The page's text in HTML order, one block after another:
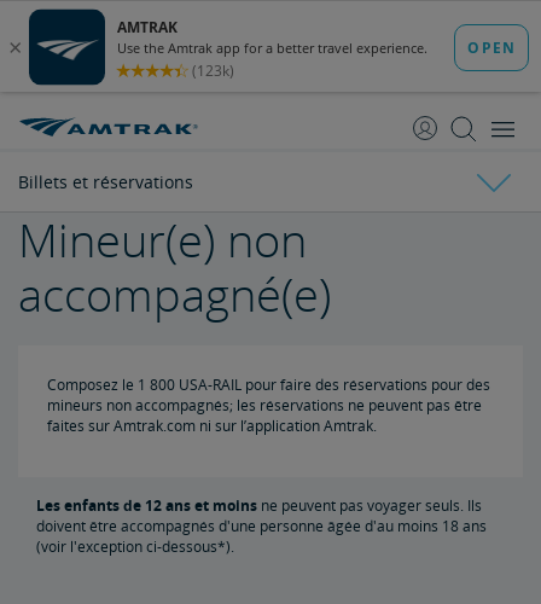
contenu
la
Billets et réservations
Billets et réservations
Achetez des billets
Limites de réservation
Mineur(e) non accompagné(e)
Réservations en double et réservations impossibles
Mineur(e) non
accompagné(e)
Composez le 1 800 USA-RAIL pour faire des réservations pour des
mineurs non accompagnés; les réservations ne peuvent pas être
faites sur Amtrak.com ni sur l’application Amtrak.
Les enfants de 12 ans et moins ne peuvent pas voyager seuls. Ils
doivent être accompagnés d'une personne âgée d'au moins 18 ans
(voir l'exception ci-dessous*).